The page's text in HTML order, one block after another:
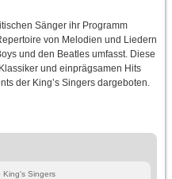
Sänger ihr Programm
von Melodien und Liedern
und den Beatles umfasst. Diese
und einprägsamen Hits
der King’s Singers dargeboten.
King's Singers